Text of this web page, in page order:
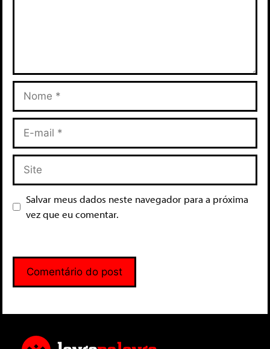
Salvar meus dados neste navegador para a próxima
vez que eu comentar.